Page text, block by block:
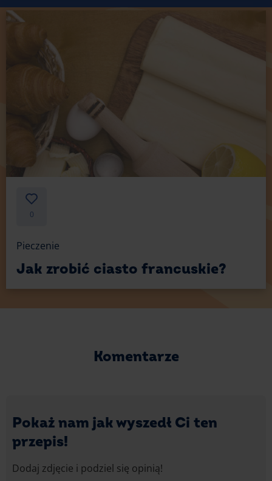
0
Pieczenie
Jak zrobić ciasto francuskie?
Komentarze
Pokaż nam jak wyszedł Ci ten
przepis!
Dodaj zdjęcie i podziel się opinią!